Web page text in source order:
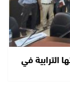
الترابية في